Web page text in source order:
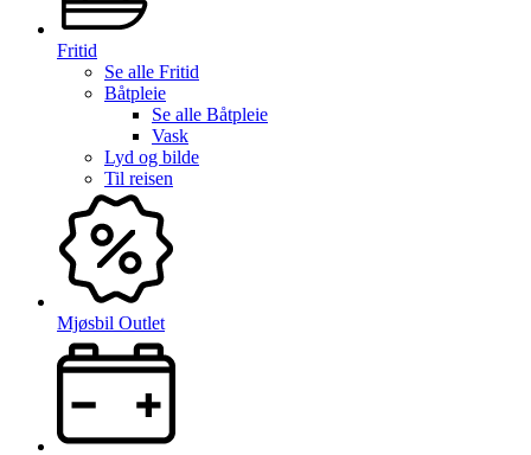
Fritid
Se alle Fritid
Båtpleie
Se alle Båtpleie
Vask
Lyd og bilde
Til reisen
Mjøsbil Outlet